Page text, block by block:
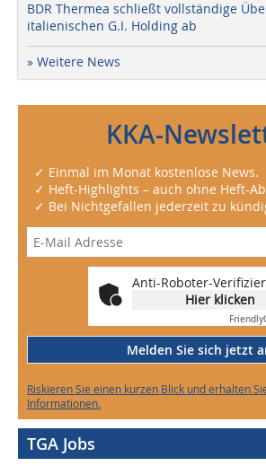
BDR Thermea schließt vollständige
italienischen G.I. Holding ab
» Weitere News
KKA-
✓ Einmal im Monat kostenlose News.
✓ Heft-Highlights – auch ohne Heft-
✓ Bei Nichtgefallen jederzeit zu
Anti-Roboter-
Hier klicken
Friendly
Melden Sie sich jetzt
Riskieren Sie einen kurzen Blick und erhalten
Informationen.
TGA Jobs